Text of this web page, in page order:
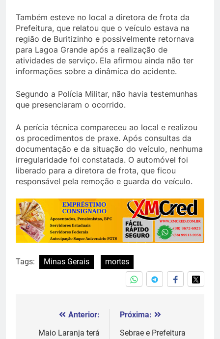
Também esteve no local a diretora de frota da
Prefeitura, que relatou que o veículo estava na
região de Buritizinho e possivelmente retornava
para Lagoa Grande após a realização de
atividades de serviço. Ela afirmou ainda não ter
informações sobre a dinâmica do acidente.
Segundo a Polícia Militar, não havia testemunhas
que presenciaram o ocorrido.
A perícia técnica compareceu ao local e realizou
os procedimentos de praxe. Após consultas da
documentação e da situação do veículo, nenhuma
irregularidade foi constatada. O automóvel foi
liberado para a diretora de frota, que ficou
responsável pela remoção e guarda do veículo.
Tags: Minas Gerais mortes
Navegação
Anterior:
Maio Laranja terá
Próxima:
Sebrae e Prefeitura